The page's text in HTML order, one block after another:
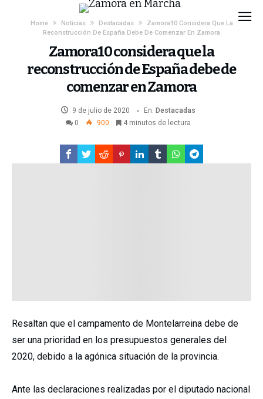
Home Noticias Destacadas
Zamora10 Considera Que La
Reconstrucción De España Debe De Comenzar En Zamora
Zamora10 considera que la
reconstrucción de España debe de
comenzar en Zamora
9 de julio de 2020 En: Destacadas
0
900 4 minutos de lectura
Resaltan que el campamento de Montelarreina debe de
ser una prioridad en los presupuestos generales del
2020, debido a la agónica situación de la provincia.
Ante las declaraciones realizadas por el diputado nacional